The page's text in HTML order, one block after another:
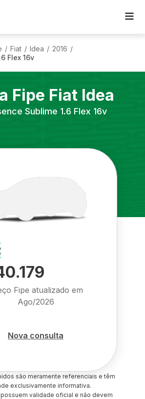
/ Fiat / Idea / 2016 /
Flex 16v
Fipe Fiat Idea
Sublime 1.6 Flex 16v
Fipe atualizado em
Ago/2026
Nova consulta
são meramente referenciais e têm
exclusivamente informativa.
validade oficial e não devem